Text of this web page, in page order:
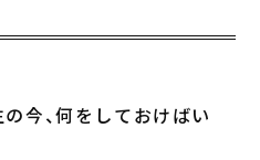
の今、何をしておけばい